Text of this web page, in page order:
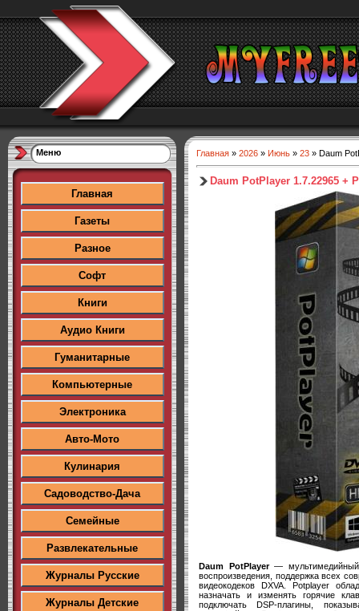
Меню
Главная
Газеты
Разное
Софт
Книги
Аудио Книги
Гуманитарные
Компьютерные
Электроника
Авто-Мото
Кулинария
Садоводство-Дача
Семейные
Развлекательные
Журналы Русские
Журналы Детские
Главная » 2026 » Июнь » 23 » Daum
Daum PotPlayer 1.7.22965 +
Daum PotPlayer— мультимедийный
воспроизведения, поддержка всех
видеокодеков DXVA. Potplayer
назначать и изменять горячие
подключать DSP-плагины,